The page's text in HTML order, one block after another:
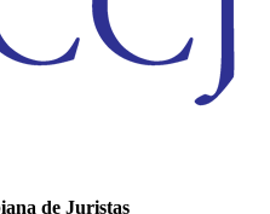
de Juristas